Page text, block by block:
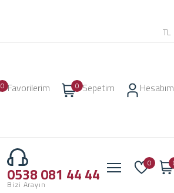
TL
0 Favorilerim 0 Sepetim Hesabım
0538 081 44 44
Bizi Arayın
0